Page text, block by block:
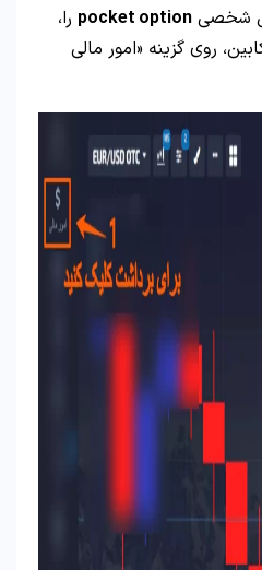
pocket option را،
روی گزینه «امور مالی